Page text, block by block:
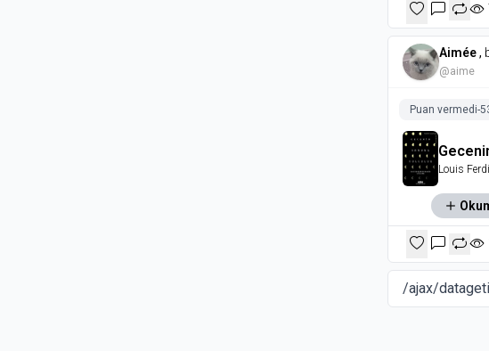
Aimée,
@aime
Puan vermedi-
Louis